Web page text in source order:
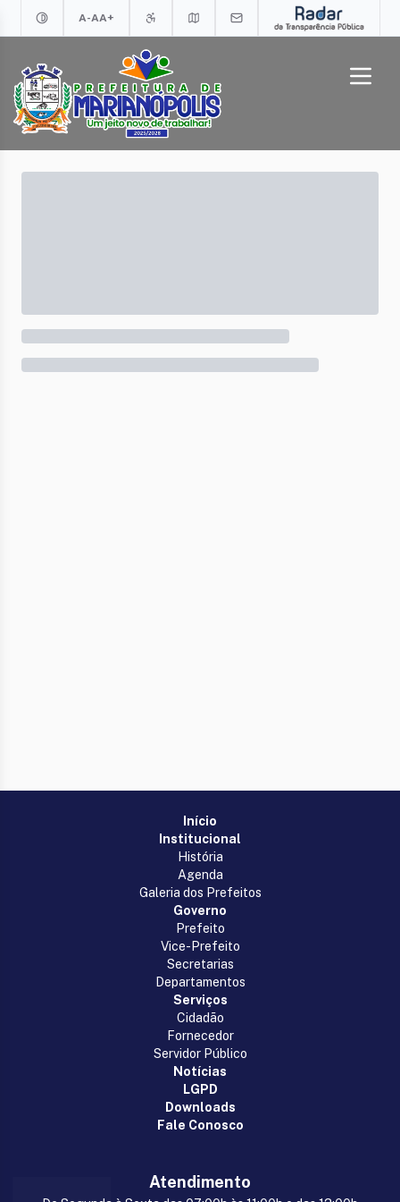
A-AA+
Início
Institucional
História
Agenda
Galeria dos Prefeitos
Governo
Prefeito
Vice-Prefeito
Secretarias
Departamentos
Serviços
Cidadão
Fornecedor
Servidor Público
Notícias
LGPD
Downloads
Fale Conosco
Atendimento